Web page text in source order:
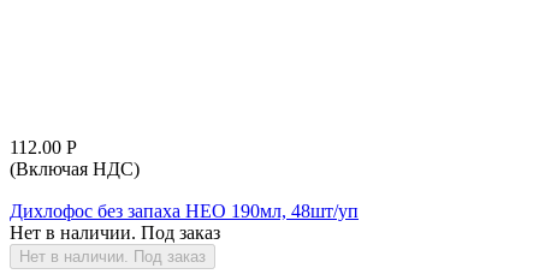
112.00 Р
(Включая НДС)
Дихлофос без запаха НЕО 190мл, 48шт/уп
Нет в наличии. Под заказ
Нет в наличии. Под заказ